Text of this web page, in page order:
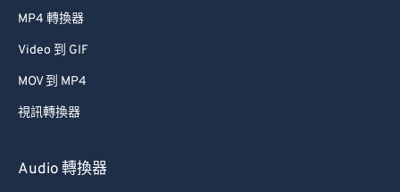
MP4 轉換器
Video 到 GIF
MOV 到 MP4
視訊轉換器
Audio 轉換器